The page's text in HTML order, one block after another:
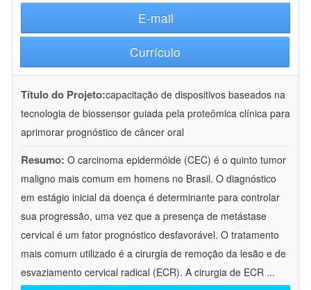
E-mail
Currículo
Título do Projeto:capacitação de dispositivos baseados na
tecnologia de biossensor guiada pela proteômica clínica para
aprimorar prognóstico de câncer oral
Resumo: O carcinoma epidermóide (CEC) é o quinto tumor
maligno mais comum em homens no Brasil. O diagnóstico
em estágio inicial da doença é determinante para controlar
sua progressão, uma vez que a presença de metástase
cervical é um fator prognóstico desfavorável. O tratamento
mais comum utilizado é a cirurgia de remoção da lesão e de
esvaziamento cervical radical (ECR). A cirurgia de ECR ...